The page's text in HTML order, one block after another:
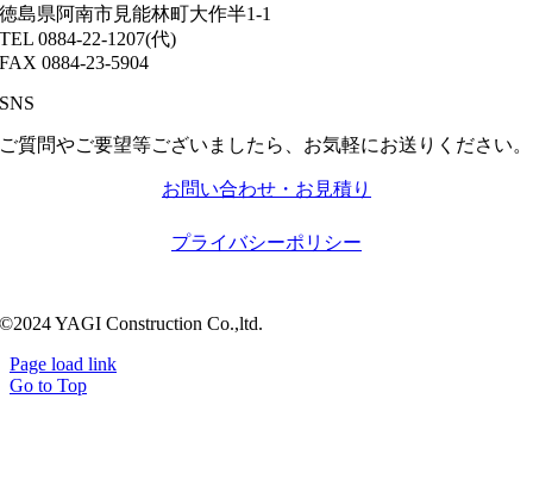
徳島県阿南市見能林町大作半1-1
TEL 0884-22-1207(代)
FAX 0884-23-5904
SNS
ご質問やご要望等ございましたら、お気軽にお送りください。
お問い合わせ・お見積り
プライバシーポリシー
©2024 YAGI Construction Co.,ltd.
Page load link
Go to Top